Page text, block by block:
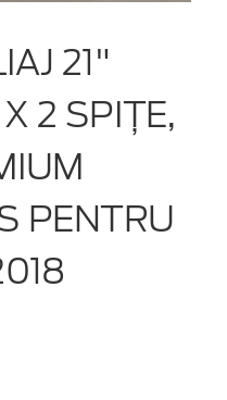
21"
2 SPIȚE,
PENTRU